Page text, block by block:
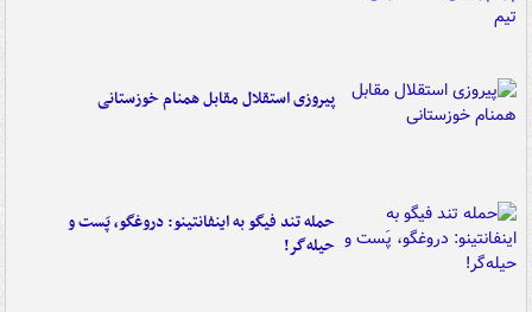
پیروزی استقلال مقابل همنام خوزستانی
حمله تند فیگو به اینفانتینو: دروغگو، پَست‌ و
حیله‌گر!